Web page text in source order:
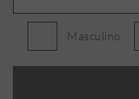
Masculino